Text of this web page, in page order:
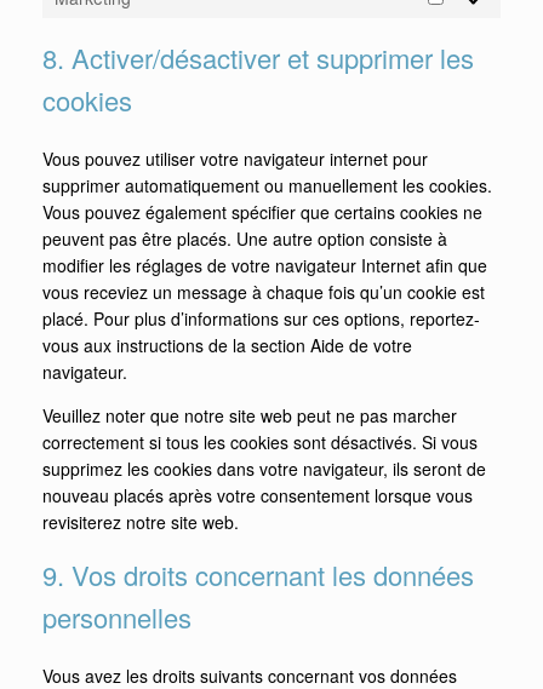
8. Activer/désactiver et supprimer les
cookies
Vous pouvez utiliser votre navigateur internet pour
supprimer automatiquement ou manuellement les cookies.
Vous pouvez également spécifier que certains cookies ne
peuvent pas être placés. Une autre option consiste à
modifier les réglages de votre navigateur Internet afin que
vous receviez un message à chaque fois qu’un cookie est
placé. Pour plus d’informations sur ces options, reportez-
vous aux instructions de la section Aide de votre
navigateur.
Veuillez noter que notre site web peut ne pas marcher
correctement si tous les cookies sont désactivés. Si vous
supprimez les cookies dans votre navigateur, ils seront de
nouveau placés après votre consentement lorsque vous
revisiterez notre site web.
9. Vos droits concernant les données
personnelles
Vous avez les droits suivants concernant vos données